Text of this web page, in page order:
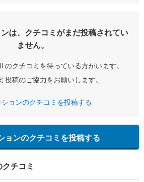
は、クチコミがまだ投稿されてい
ません。
クチコミを待っている方がいます。
投稿のご協力をお願いします。
ョンのクチコミを投稿する
ョンのクチコミを投稿する
チコミ